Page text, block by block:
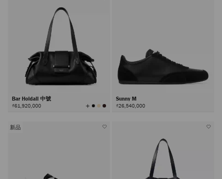
Bar Holdall 中號
₫61,920,000 查
看
Sunny M
₫26,540,000
新品